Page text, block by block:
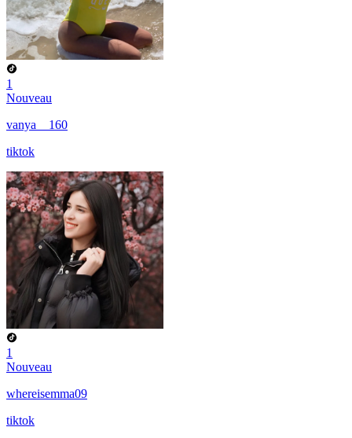
1
Nouveau
vanya__160
tiktok
1
Nouveau
whereisemma09
tiktok